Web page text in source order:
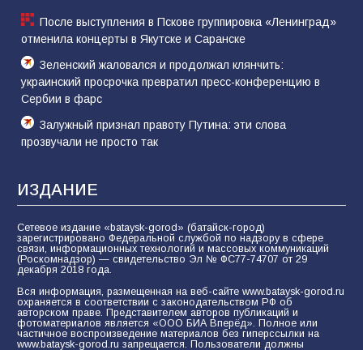
После выступления в Пскове группировка «Ленинград»
отменила концерты в Якутске и Саранске
Зеленский жаловался и продолжал клянчить:
украинский просрочка превратил пресс-конференцию в
Сербии в фарс
Залужный признал правоту Путина: эти слова
прозвучали не просто так
ИЗДАНИЕ
Сетевое издание «bataysk-gorod» (батайск-город)
зарегистрировано Федеральной службой по надзору в сфере
связи, информационных технологий и массовых коммуникаций
(Роскомнадзор) — свидетельство Эл № ФС77-74707 от 29
декабря 2018 года.
Вся информация, размещенная на веб-сайте www.bataysk-gorod.ru
охраняется в соответствии с законодательством РФ об
авторском праве. Представителем авторов публикаций и
фотоматериалов является «ООО БИА Вперёд». Полное или
частичное воспроизведение материалов без гиперссылки на
www.bataysk-gorod.ru запрещается. Пользователи должны